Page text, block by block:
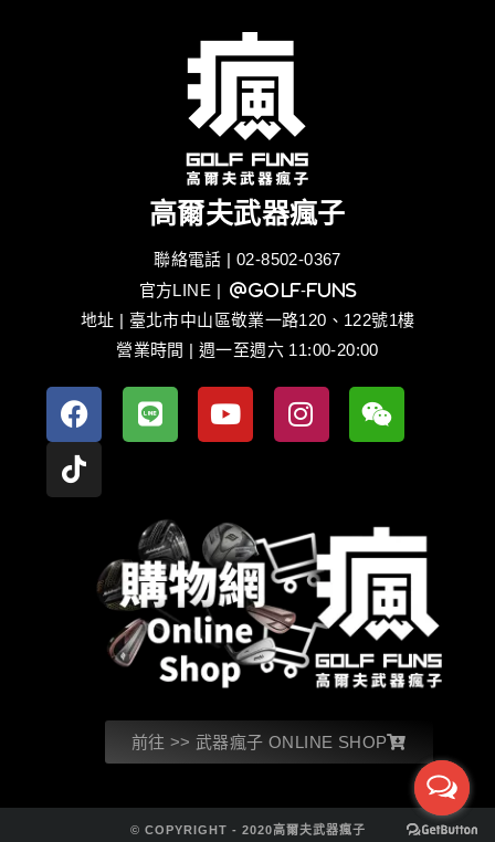
高爾夫武器瘋子
聯絡電話 | 02-8502-0367
官方LINE | @golf-funs
地址 | 臺北市中山區敬業一路120、122號1樓
營業時間 | 週一至週六 11:00-20:00
前往 >> 武器瘋子 ONLINE SHOP
© COPYRIGHT - 2020高爾夫武器瘋子